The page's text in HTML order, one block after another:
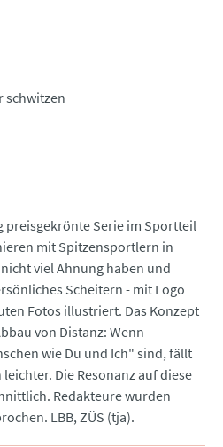
schwitzen
preisgekrönte Serie im Sportteil
mit Spitzensportlern in
viel Ahnung haben und
Scheitern - mit Logo
Fotos illustriert. Das Konzept
von Distanz: Wenn
wie Du und Ich" sind, fällt
Die Resonanz auf diese
Redakteure wurden
LBB, ZÜS (tja).